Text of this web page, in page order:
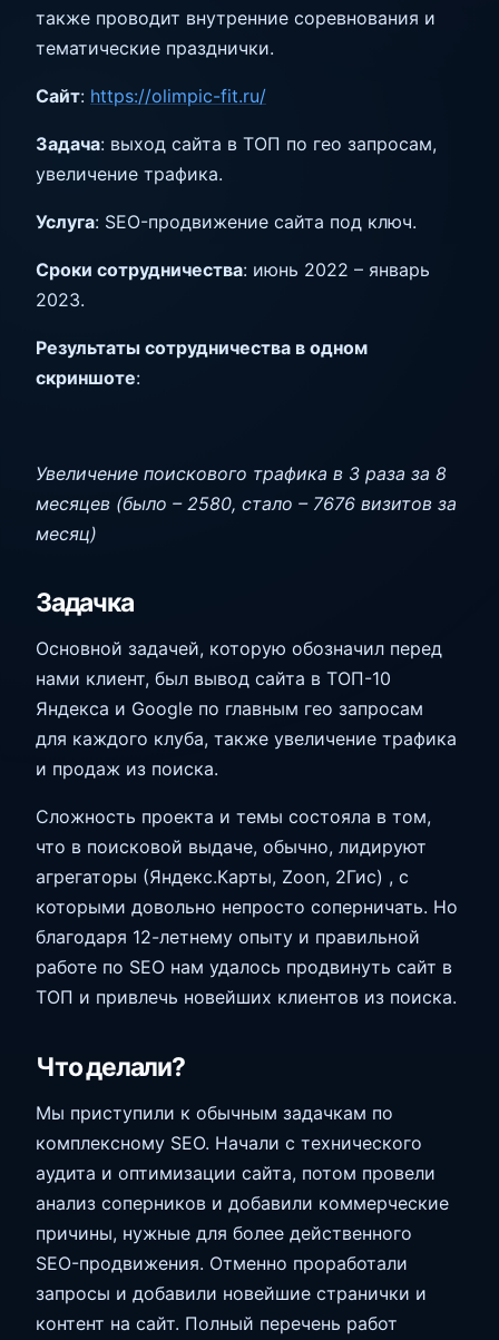
также проводит внутренние соревнования и
тематические празднички.
Сайт: https://olimpic-fit.ru/
Задача: выход сайта в ТОП по гео запросам,
увеличение трафика.
Услуга: SEO-продвижение сайта под ключ.
Сроки сотрудничества: июнь 2022 – январь
2023.
Результаты сотрудничества в одном
скриншоте:
Увеличение поискового трафика в 3 раза за 8
месяцев (было – 2580, стало – 7676 визитов за
месяц)
Задачка
Основной задачей, которую обозначил перед
нами клиент, был вывод сайта в ТОП-10
Яндекса и Google по главным гео запросам
для каждого клуба, также увеличение трафика
и продаж из поиска.
Сложность проекта и темы состояла в том,
что в поисковой выдаче, обычно, лидируют
агрегаторы (Яндекс.Карты, Zoon, 2Гис) , с
которыми довольно непросто соперничать. Но
благодаря 12-летнему опыту и правильной
работе по SEO нам удалось продвинуть сайт в
ТОП и привлечь новейших клиентов из поиска.
Что делали?
Мы приступили к обычным задачкам по
комплексному SEO. Начали с технического
аудита и оптимизации сайта, потом провели
анализ соперников и добавили коммерческие
причины, нужные для более действенного
SEO-продвижения. Отменно проработали
запросы и добавили новейшие странички и
контент на сайт. Полный перечень работ